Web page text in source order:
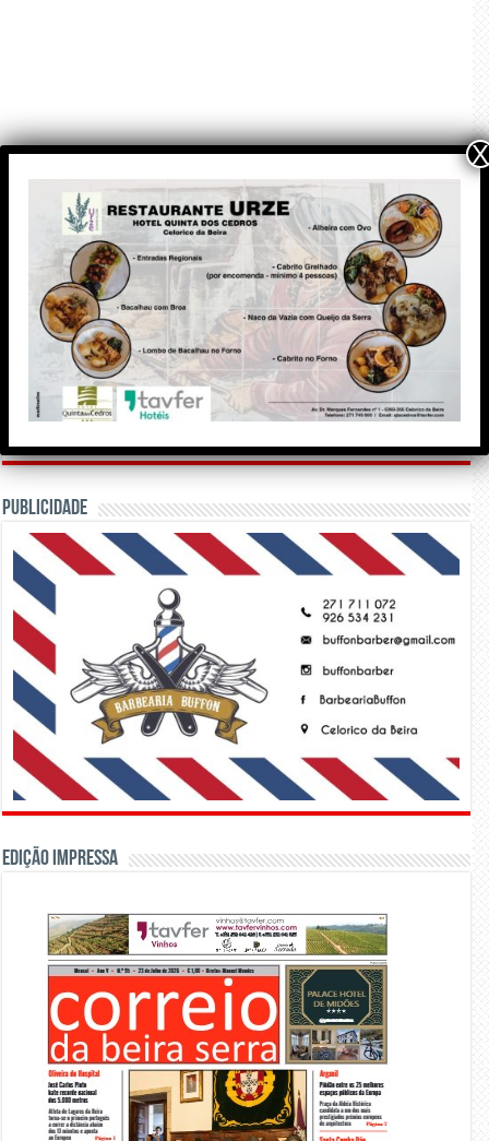
PUBLICIDADE
PUBLICIDADE
Edição Impressa
X